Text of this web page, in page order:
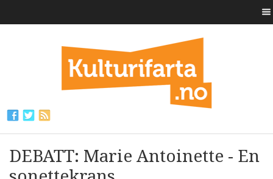
DEBATT: Marie Antoinette - En